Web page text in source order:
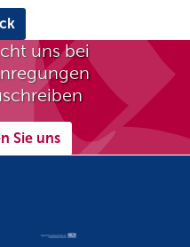
uns bei
Sie uns